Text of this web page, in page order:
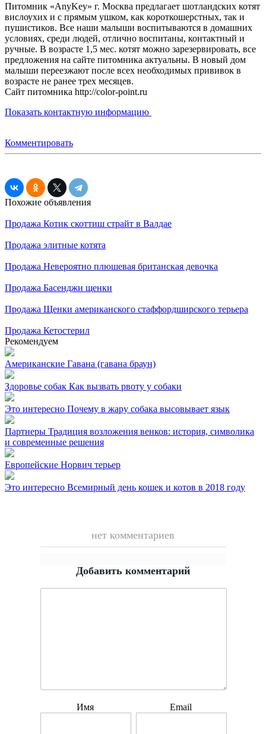
Питомник «AnyKey» г. Москва предлагает шотландских котят
вислоухих и с прямым ушком, как короткошерстных, так и
пушистиков. Все наши малыши воспитываются в домашних
условиях, среди людей, отлично воспитаны, контактный и
ручные. В возрасте 1,5 мес. котят можно зарезервировать, все
предложения на сайте питомника актуальны. В новый дом
малыши переезжают после всех необходимых прививок в
возрасте не ранее трех месяцев.
Сайт питомника http://color-point.ru
Показать контактную информацию
Комментировать
Похожие объявления
Продажа Котик скоттиш страйт в Валдае
Продажа элитные котята
Продажа Невероятно плюшевая британская девочка
Продажа Басенджи щенки
Продажа Щенки американского стаффордширского терьера
Продажа Кетостерил
Рекомендуем
Американские Гавана (гавана браун)
Здоровье собак Как вызвать рвоту у собаки
Это интересно Почему в жару собака высовывает язык
Партнеры Традиция возложения венков: история, символика
и современные решения
Европейские Норвич терьер
Это интересно Всемирный день кошек и котов в 2018 году
нет комментариев
Добавить комментарий
Имя Email